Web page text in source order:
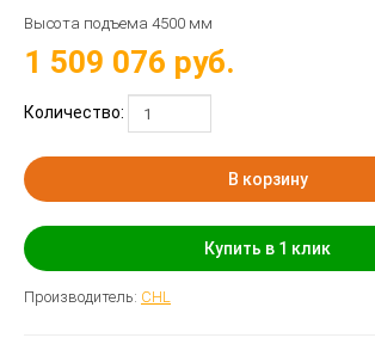
Высота подъема 4500 мм
1 509 076 руб.
Количество:
В корзину
Купить в 1 клик
Производитель: CHL